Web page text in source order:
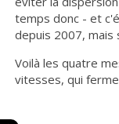
temps donc - et
depuis 2007,
Voilà les quatre
vitesses, qui